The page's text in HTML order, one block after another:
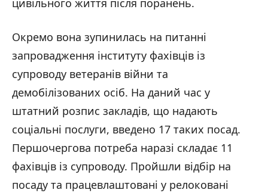
цивільного життя після поранень.
Окремо вона зупинилась на питанні
запровадження інституту фахівців із
супроводу ветеранів війни та
демобілізованих осіб. На даний час у
штатний розпис закладів, що надають
соціальні послуги, введено 17 таких посад.
Першочергова потреба наразі складає 11
фахівців із супроводу. Пройшли відбір на
посаду та працевлаштовані у релоковані